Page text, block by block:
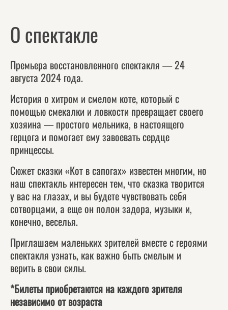
О спектакле
Премьера восстановленного спектакля — 24
августа 2024 года.
История о хитром и смелом коте, который с
помощью смекалки и ловкости превращает своего
хозяина — простого мельника, в настоящего
герцога и помогает ему завоевать сердце
принцессы.
Сюжет сказки «Кот в сапогах» известен многим, но
наш спектакль интересен тем, что сказка творится
у вас на глазах, и вы будете чувствовать себя
сотворцами, а еще он полон задора, музыки и,
конечно, веселья.
Приглашаем маленьких зрителей вместе с героями
спектакля узнать, как важно быть смелым и
верить в свои силы.
*Билеты приобретаются на каждого зрителя
независимо от возраста